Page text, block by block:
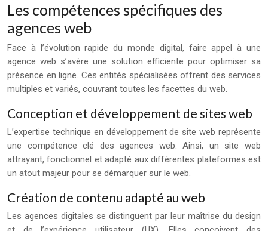
Les compétences spécifiques des
agences web
Face à l’évolution rapide du monde digital, faire appel à une
agence web s’avère une solution efficiente pour optimiser sa
présence en ligne. Ces entités spécialisées offrent des services
multiples et variés, couvrant toutes les facettes du web.
Conception et développement de sites web
L’expertise technique en développement de site web représente
une compétence clé des agences web. Ainsi, un site web
attrayant, fonctionnel et adapté aux différentes plateformes est
un atout majeur pour se démarquer sur le web.
Création de contenu adapté au web
Les agences digitales se distinguent par leur maîtrise du design